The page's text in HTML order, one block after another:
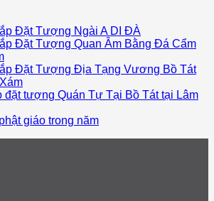
Đặt Tượng Ngài A DI ĐÀ
Đặt Tượng Quan Âm Bằng Đá Cẩm
Đặt Tượng Địa Tạng Vương Bồ Tát
đặt tượng Quán Tự Tại Bồ Tát tại Lâm
giáo trong năm